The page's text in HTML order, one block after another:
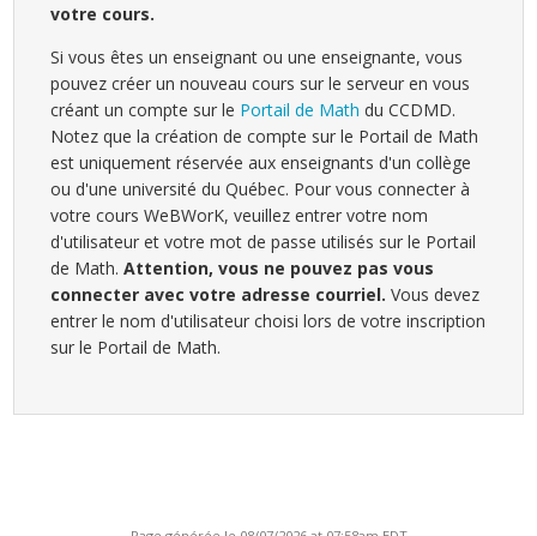
votre cours.
Si vous êtes un enseignant ou une enseignante, vous
pouvez créer un nouveau cours sur le serveur en vous
créant un compte sur le Portail de Math du CCDMD.
Notez que la création de compte sur le Portail de Math
est uniquement réservée aux enseignants d'un collège
ou d'une université du Québec. Pour vous connecter à
votre cours WeBWorK, veuillez entrer votre nom
d'utilisateur et votre mot de passe utilisés sur le Portail
de Math.Attention, vous ne pouvez pas vous
connecter avec votre adresse courriel. Vous devez
entrer le nom d'utilisateur choisi lors de votre inscription
sur le Portail de Math.